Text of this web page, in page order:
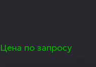
Цена по запросу